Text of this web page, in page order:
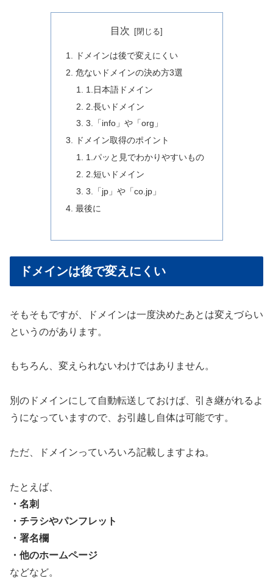
目次
ドメインは後で変えにくい
危ないドメインの決め方3選
1.日本語ドメイン
2.長いドメイン
3.「info」や「org」
ドメイン取得のポイント
1.パッと見でわかりやすいもの
2.短いドメイン
3.「jp」や「co.jp」
最後に
ドメインは後で変えにくい
そもそもですが、ドメインは一度決めたあとは変えづらい
というのがあります。
もちろん、変えられないわけではありません。
別のドメインにして自動転送しておけば、引き継がれるよ
うになっていますので、お引越し自体は可能です。
ただ、ドメインっていろいろ記載しますよね。
たとえば、
・名刺
・チラシやパンフレット
・署名欄
・他のホームページ
などなど。